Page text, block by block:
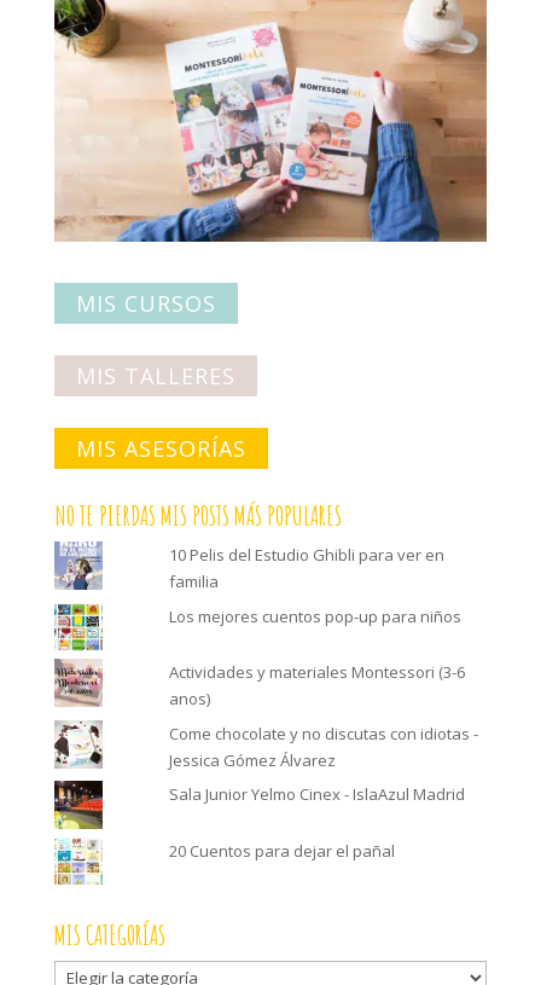
MIS CURSOS
MIS TALLERES
MIS ASESORÍAS
NO TE PIERDAS MIS POSTS MÁS POPULARES
10 Pelis del Estudio Ghibli para ver en
familia
Los mejores cuentos pop-up para niños
Actividades y materiales Montessori (3-6
anos)
Come chocolate y no discutas con idiotas -
Jessica Gómez Álvarez
Sala Junior Yelmo Cinex - IslaAzul Madrid
20 Cuentos para dejar el pañal
MIS CATEGORÍAS
Mis